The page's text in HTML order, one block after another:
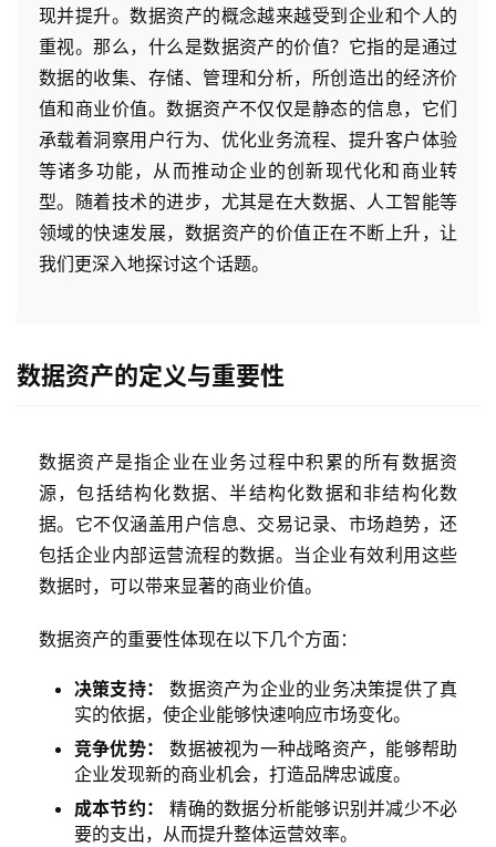
现并提升。数据资产的概念越来越受到企业和个人的
重视。那么，什么是数据资产的价值？它指的是通过
数据的收集、存储、管理和分析，所创造出的经济价
值和商业价值。数据资产不仅仅是静态的信息，它们
承载着洞察用户行为、优化业务流程、提升客户体验
等诸多功能，从而推动企业的创新现代化和商业转
型。随着技术的进步，尤其是在大数据、人工智能等
领域的快速发展，数据资产的价值正在不断上升，让
我们更深入地探讨这个话题。
数据资产的定义与重要性
数据资产是指企业在业务过程中积累的所有数据资
源，包括结构化数据、半结构化数据和非结构化数
据。它不仅涵盖用户信息、交易记录、市场趋势，还
包括企业内部运营流程的数据。当企业有效利用这些
数据时，可以带来显著的商业价值。
数据资产的重要性体现在以下几个方面：
决策支持：
数据资产为企业的业务决策提供了真
实的依据，使企业能够快速响应市场变化。
竞争优势：
数据被视为一种战略资产，能够帮助
企业发现新的商业机会，打造品牌忠诚度。
成本节约：
精确的数据分析能够识别并减少不必
要的支出，从而提升整体运营效率。